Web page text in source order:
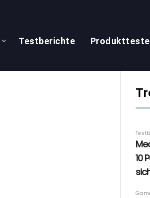
Testberichte